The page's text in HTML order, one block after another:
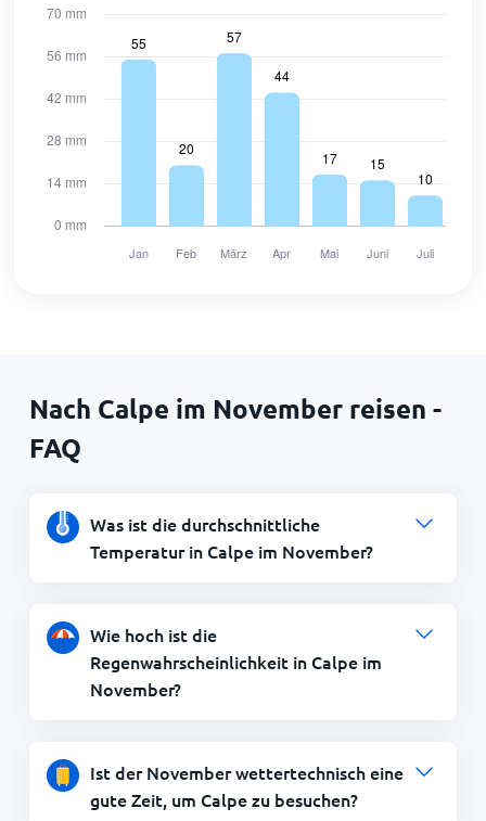
Nach Calpe im November reisen -
FAQ
Was ist die durchschnittliche
Temperatur in Calpe im November?
Wie hoch ist die
Regenwahrscheinlichkeit in Calpe im
November?
Ist der November wettertechnisch eine
gute Zeit, um Calpe zu besuchen?